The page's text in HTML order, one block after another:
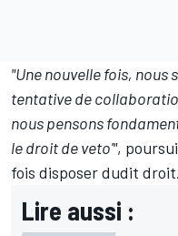
"Une nouvelle fois, nous
tentative de
nous pensons
le droit de veto'",
fois disposer dudit droit.
Lire aussi :